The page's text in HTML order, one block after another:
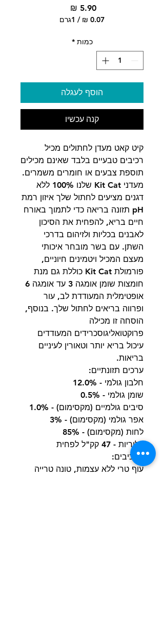
/ 1גרם
לכלכמות *
הוסף לעגלה
קנה עכשיו
קיט קאט מעדן לחתולים מכיל
רכיבים טבעיים בלבד שאינם מכילים
תוספת צבעים או חומרים משמרים.
מעדני Kit Cat שלנו 100% ללא
דגנים מציעים לחתול שלך איזון רמת
pH תזונה בריאה כדי לתמוך באורח
חיים בריא, להפחית את הסיכון
לאבנים בכליות ולזיהום בדרכי
השתן. עם בשר מובחר איכותי
מעצם המכיל ויטמינים חיוניים,
פורמולת Kit Cat כוללת גם מנת
חומצות שומן אומגה 3 עד אומגה 6
אופטימלית המעודדת לב, עור
ופרווה בריאים לחתול שלך. בנוסף,
הוסחה זו מכילה
פרוקטואליגוסכרידים המעודדים
עיכול בריא יותר וטאורין לעיניים
בריאות.
ערכים תזונתיים:
חלבון גולמי - 12.0%
שומן גולמי - 0.5%
סיבים גולמיים (מקסימום) - 1.0%
אפר גולמי (מקסימום) - 3%
לחות (מקסימום) - 85%
קלוריות - 47 קק"ל לפחית
מרכיבים:
עוף טרי ללא עצמות, טונה טרייה